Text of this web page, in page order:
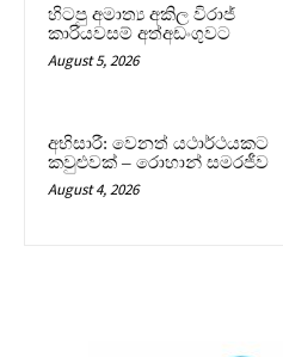
හිටපු අමාත්‍ය අකිල විරාජ්
කාරියවසම් අත්අඩංගුවට
August 5, 2026
අභිසාරී: වෙනත් යථාර්ථයකට
කවුළුවක් – රොහාන් සමරජීව
August 4, 2026